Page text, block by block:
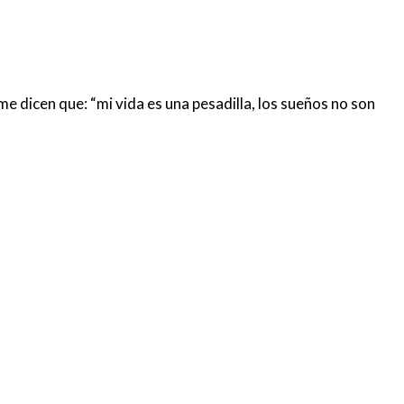
dicen que: “mi vida es una pesadilla, los sueños no son